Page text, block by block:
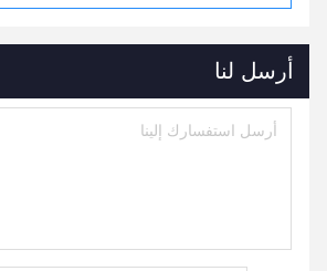
أرسل لنا